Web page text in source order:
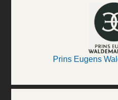
Prins Eugens